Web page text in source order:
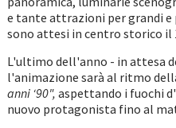
e tante attrazioni per grandi e
sono attesi in centro storico il
L'ultimo dell'anno - in attesa
l'animazione sarà al ritmo
anni ‘90", aspettando i fuochi
nuovo protagonista fino al